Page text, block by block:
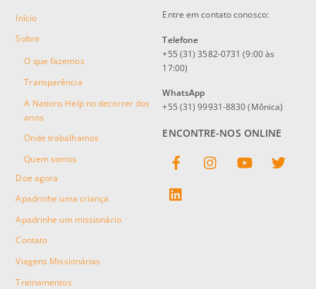
Início
Sobre
O que fazemos
Transparência
A Nations Help no decorrer dos
anos
Onde trabalhamos
Quem somos
Doe agora
Apadrinhe uma criança
Apadrinhe um missionário
Contato
Viagens Missionárias
Treinamentos
Entre em contato conosco:
Telefone
+55 (31) 3582-0731 (9:00 às
17:00)
WhatsApp
+55 (31) 99931-8830 (Mônica)
ENCONTRE-NOS ONLINE